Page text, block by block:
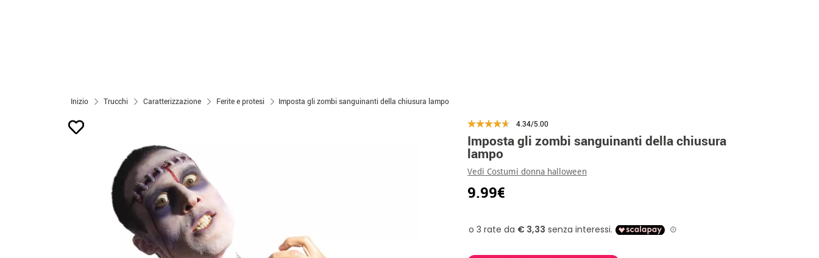
Inizio Trucchi Caratterizzazione Ferite e protesi Imposta gli zombi sanguinanti della chiusura lampo
4.34/5.00
Imposta gli zombi sanguinanti della chiusura
lampo
Vedi Costumi donna halloween
9.99€